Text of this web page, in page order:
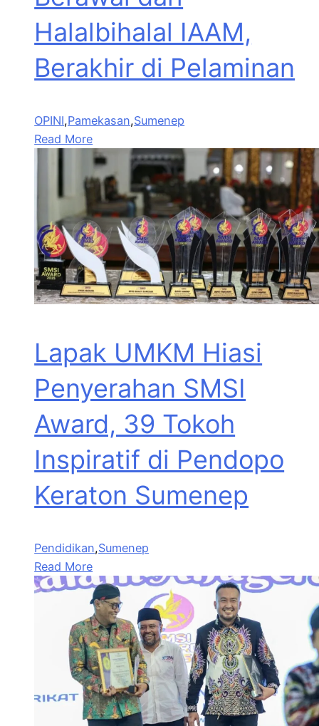
Halalbihalal IAAM,
Berakhir di Pelaminan
OPINI,Pamekasan,Sumenep
Read More
Lapak UMKM Hiasi
Penyerahan SMSI
Award, 39 Tokoh
Inspiratif di Pendopo
Keraton Sumenep
Pendidikan,Sumenep
Read More